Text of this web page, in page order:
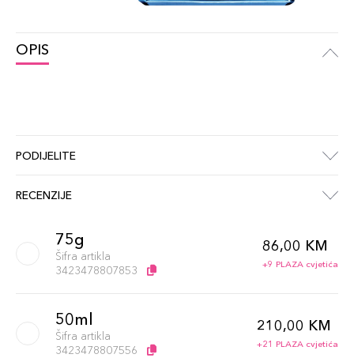
OPIS
PODIJELITE
RECENZIJE
75g
Šifra artikla
3423478807853
86,00 KM
+9 PLAZA cvjetića
50ml
Šifra artikla
3423478807556
210,00 KM
+21 PLAZA cvjetića